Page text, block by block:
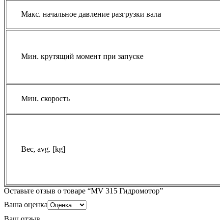
Макс. начальное давление разгрузки вала
Мин. крутящий момент при запуске
Мин. скорость
Вес, avg. [kg]
Оставьте отзыв о товаре “MV 315 Гидромотор”
Ваша оценка